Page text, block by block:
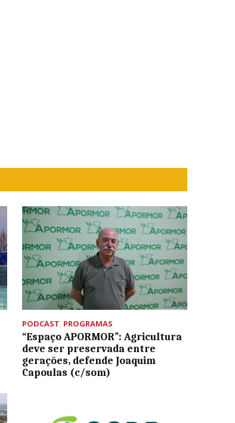
PODCAST, PROGRAMAS
“Espaço APORMOR”: Agricultura
deve ser preservada entre
gerações, defende Joaquim
Capoulas (c/som)